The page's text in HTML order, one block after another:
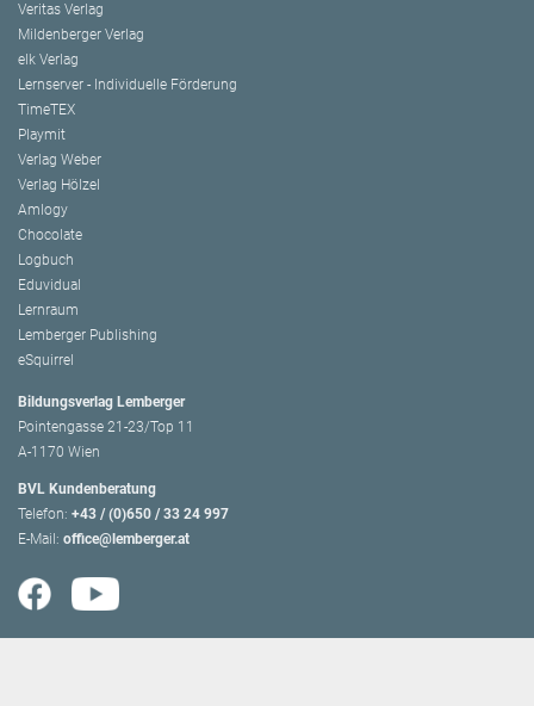
Veritas Verlag
Mildenberger Verlag
elk Verlag
Lernserver - Individuelle Förderung
TimeTEX
Playmit
Verlag Weber
Verlag Hölzel
Amlogy
Chocolate
Logbuch
Eduvidual
Lernraum
Lemberger Publishing
eSquirrel
Bildungsverlag Lemberger
Pointengasse 21-23/Top 11
A-1170 Wien
BVL Kundenberatung
Telefon: +43 / (0)650 / 33 24 997
E-Mail: office@lemberger.at